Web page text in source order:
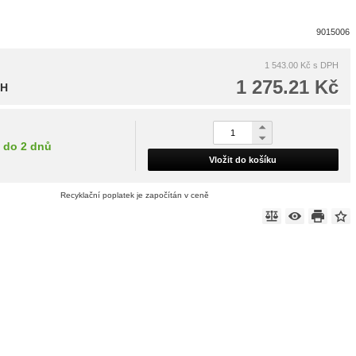
9015006
1 543.00 Kč s DPH
1 275.21 Kč
do 2 dnů
Vložit do košíku
Recyklační poplatek je započítán v ceně